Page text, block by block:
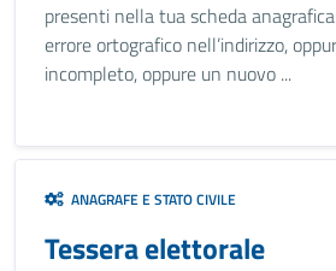
presenti nella tua scheda
errore ortografico nell’indirizzo,
incompleto, oppure un nuovo ...
ANAGRAFE E STATO CIVILE
Tessera elettorale